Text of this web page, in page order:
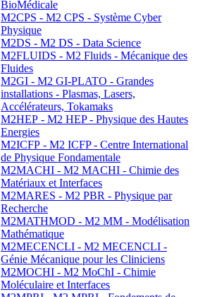
BioMédicale
M2CPS - M2 CPS - Système Cyber
Physique
M2DS - M2 DS - Data Science
M2FLUIDS - M2 Fluids - Mécanique des
Fluides
M2GI - M2 GI-PLATO - Grandes
installations - Plasmas, Lasers,
Accélérateurs, Tokamaks
M2HEP - M2 HEP - Physique des Hautes
Energies
M2ICFP - M2 ICFP - Centre International
de Physique Fondamentale
M2MACHI - M2 MACHI - Chimie des
Matériaux et Interfaces
M2MARES - M2 PBR - Physique par
Recherche
M2MATHMOD - M2 MM - Modélisation
Mathématique
M2MECENCLI - M2 MECENCLI -
Génie Mécanique pour les Cliniciens
M2MOCHI - M2 MoChI - Chimie
Moléculaire et Interfaces